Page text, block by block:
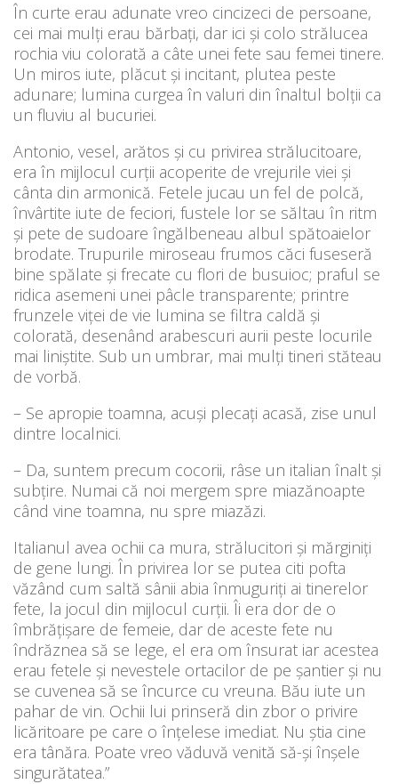
În curte erau adunate vreo cincizeci de persoane,
cei mai mulți erau bărbați, dar ici şi colo strălucea
rochia viu colorată a câte unei fete sau femei tinere.
Un miros iute, plăcut și incitant, plutea peste
adunare; lumina curgea în valuri din înaltul bolții ca
un fluviu al bucuriei.
Antonio, vesel, arătos și cu privirea strălucitoare,
era în mijlocul curții acoperite de vrejurile viei și
cânta din armonică. Fetele jucau un fel de polcă,
învârtite iute de feciori, fustele lor se săltau în ritm
și pete de sudoare îngălbeneau albul spătoaielor
brodate. Trupurile miroseau frumos căci fuseseră
bine spălate şi frecate cu flori de busuioc; praful se
ridica asemeni unei pâcle transparente; printre
frunzele viței de vie lumina se filtra caldă şi
colorată, desenând arabescuri aurii peste locurile
mai liniştite. Sub un umbrar, mai mulți tineri stăteau
de vorbă.
– Se apropie toamna, acuşi plecați acasă, zise unul
dintre localnici.
– Da, suntem precum cocorii, râse un italian înalt şi
subțire. Numai că noi mergem spre miazănoapte
când vine toamna, nu spre miazăzi.
Italianul avea ochii ca mura, strălucitori şi mărginiți
de gene lungi. În privirea lor se putea citi pofta
văzând cum saltă sânii abia înmuguriți ai tinerelor
fete, la jocul din mijlocul curții. Îi era dor de o
îmbrățișare de femeie, dar de aceste fete nu
îndrăznea să se lege, el era om însurat iar acestea
erau fetele și nevestele ortacilor de pe şantier și nu
se cuvenea să se încurce cu vreuna. Bău iute un
pahar de vin. Ochii lui prinseră din zbor o privire
licăritoare pe care o înțelese imediat. Nu ştia cine
era tânăra. Poate vreo văduvă venită să-şi înşele
singurătatea.”